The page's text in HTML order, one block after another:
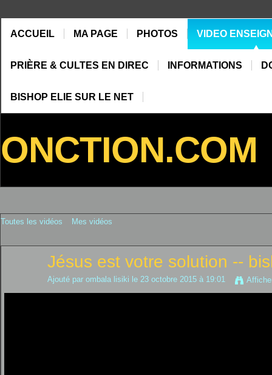
ACCUEIL MA PAGE PHOTOS VIDEO
PRIÈRE & CULTES EN DIREC INFORMATIONS
BISHOP ELIE SUR LE NET
ONCTION.COM
Toutes les vidéos Mes vidéos
Jésus est votre solution --
Ajouté par ombala lisiki le 23 octobre 2015 à 19:01